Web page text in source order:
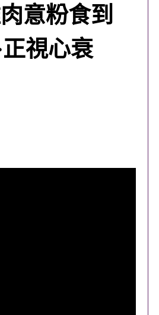
意粉食到
視心衰